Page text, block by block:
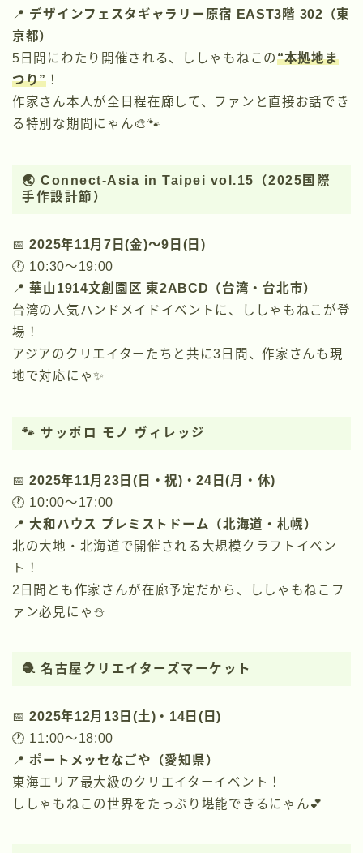
📍 デザインフェスタギャラリー原宿 EAST3階 302（東
京都）
5日間にわたり開催される、ししゃもねこの“本拠地ま
つり” ！
作家さん本人が全日程在廊して、ファンと直接お話でき
る特別な期間にゃん🎨🐾
🌏Connect-Asia in Taipei vol.15（2025国際
手作設計節）
📅2025年11月7日(金)〜9日(日)
🕐 10:30〜19:00
📍華山1914文創園区 東2ABCD（台湾・台北市）
台湾の人気ハンドメイドイベントに、ししゃもねこが登
場！
アジアのクリエイターたちと共に3日間、作家さんも現
地で対応にゃ✨
🐾 サッポロ モノ ヴィレッジ
📅2025年11月23日(日・祝)・24日(月・休)
🕐 10:00〜17:00
📍大和ハウス プレミストドーム（北海道・札幌）
北の大地・北海道で開催される大規模クラフトイベン
ト！
2日間とも作家さんが在廊予定だから、ししゃもねこフ
ァン必見にゃ⛄️
🧶名古屋クリエイターズマーケット
📅2025年12月13日(土)・14日(日)
🕐 11:00〜18:00
📍ポートメッセなごや（愛知県）
東海エリア最大級のクリエイターイベント！
ししゃもねこの世界をたっぷり堪能できるにゃん💕